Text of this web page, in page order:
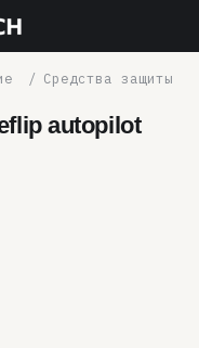
Средства защиты
autopilot